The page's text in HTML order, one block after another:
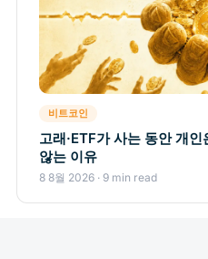
비트코인
고래·ETF가 사는 동안 개
않는 이유
8 8월 2026 · 9 min read